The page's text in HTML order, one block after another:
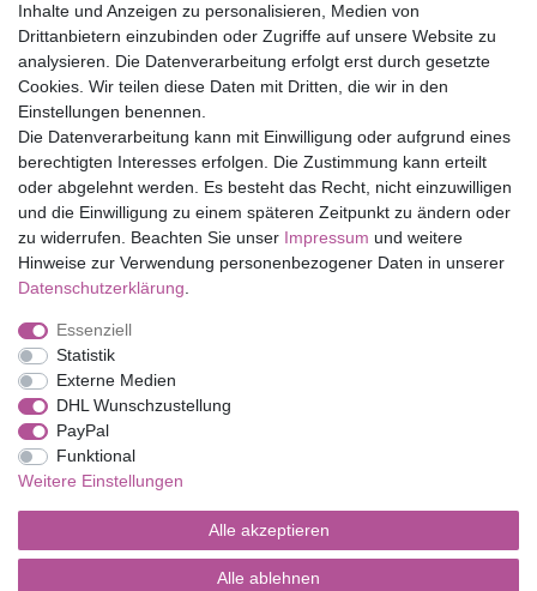
Top Marken
Eduplay
Folia Bringmann
Shop
Mein Konto
Service
Versandkosten
Impressum
Barrierefreiheitserklärung
Vertrag widerrufen
Inhalte und Anzeigen zu personalisieren, Medien von
Drittanbietern einzubinden oder Zugriffe auf unsere Website zu
analysieren. Die Datenverarbeitung erfolgt erst durch gesetzte
Cookies. Wir teilen diese Daten mit Dritten, die wir in den
Einstellungen benennen.
Die Datenverarbeitung kann mit Einwilligung oder aufgrund eines
berechtigten Interesses erfolgen. Die Zustimmung kann erteilt
oder abgelehnt werden. Es besteht das Recht, nicht einzuwilligen
und die Einwilligung zu einem späteren Zeitpunkt zu ändern oder
zu widerrufen. Beachten Sie unser Impressum und weitere
Hinweise zur Verwendung personenbezogener Daten in unserer
Daten­schutz­erklärung
Essenziell
Statistik
Externe Medien
DHL Wunschzustellung
PayPal
Funktional
Weitere Einstellungen
Alle akzeptieren
Alle ablehnen